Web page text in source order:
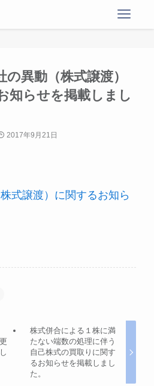
の異動（株式譲渡）
知らせを掲載しまし
2017年9月21日
式譲渡）に関するお知ら
株式併合による１株に満
たない端数の処理に伴う
自己株式の買取りに関す
るお知らせを掲載しまし
た。